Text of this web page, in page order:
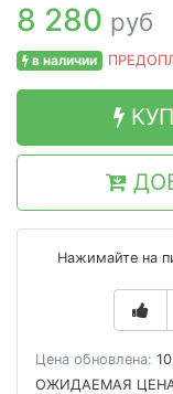
8 280 руб
в наличии
Нажимайте на
Цена обновлена:
ОЖИДАЕМАЯ